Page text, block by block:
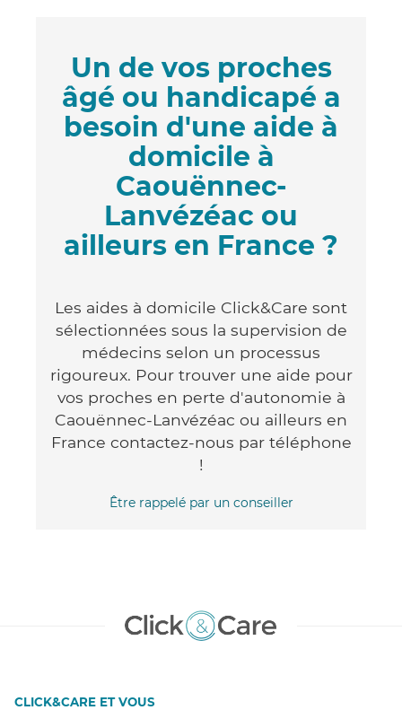
Un de vos proches
âgé ou handicapé a
besoin d'une aide à
domicile à
Caouënnec-
Lanvézéac ou
ailleurs en France ?
Les aides à domicile Click&Care sont
sélectionnées sous la supervision de
médecins selon un processus
rigoureux. Pour trouver une aide pour
vos proches en perte d'autonomie à
Caouënnec-Lanvézéac ou ailleurs en
France contactez-nous par téléphone
!
Être rappelé par un conseiller
CLICK&CARE ET VOUS